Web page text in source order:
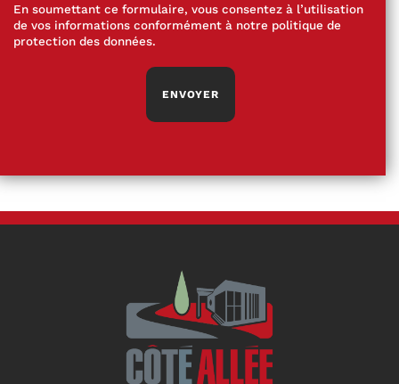
En soumettant ce formulaire, vous consentez à l’utilisation
de vos informations conformément à notre politique de
protection des données.